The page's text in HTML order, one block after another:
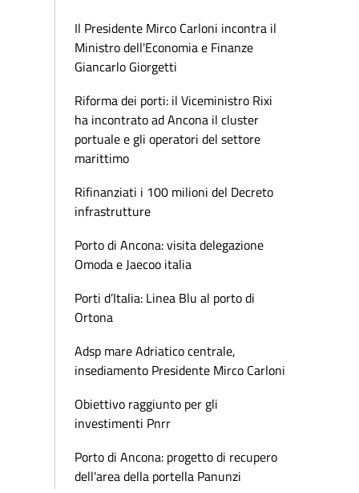
Il Presidente Mirco Carloni incontra il
Ministro dell'Economia e Finanze
Giancarlo Giorgetti
Riforma dei porti: il Viceministro Rixi
ha incontrato ad Ancona il cluster
portuale e gli operatori del settore
marittimo
Rifinanziati i 100 milioni del Decreto
infrastrutture
Porto di Ancona: visita delegazione
Omoda e Jaecoo italia
Porti d’Italia: Linea Blu al porto di
Ortona
Adsp mare Adriatico centrale,
insediamento Presidente Mirco Carloni
Obiettivo raggiunto per gli
investimenti Pnrr
Porto di Ancona: progetto di recupero
dell'area della portella Panunzi